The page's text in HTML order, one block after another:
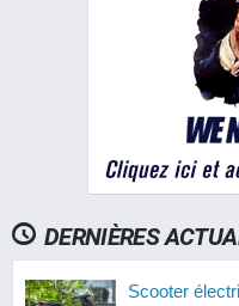
DERNIÈRES
Scooter